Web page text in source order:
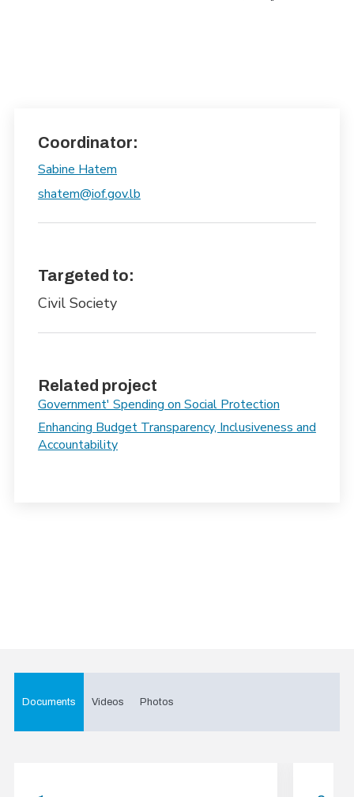
Coordinator:
Sabine Hatem
shatem@iof.gov.lb
Targeted to:
Civil Society
Related project
Government' Spending on Social Protection
Enhancing Budget Transparency, Inclusiveness and
Accountability
Documents Videos Photos